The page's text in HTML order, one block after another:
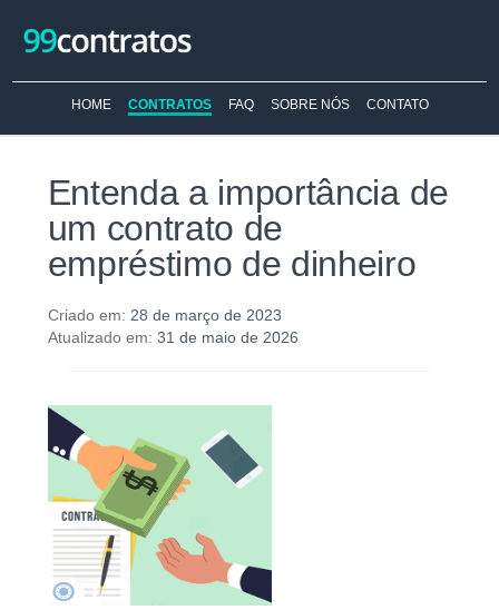
HOME CONTRATOS FAQ SOBRE NÓS CONTATO
Entenda a importância de
um contrato de
empréstimo de dinheiro
Criado em: 28 de março de 2023
Atualizado em: 31 de maio de 2026